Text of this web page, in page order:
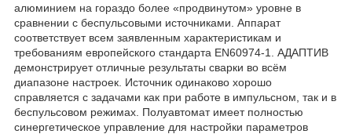
алюминием на гораздо более «продвинутом» уровне в
сравнении с беспульсовыми источниками. Аппарат
соответствует всем заявленным характеристикам и
требованиям европейского стандарта EN60974-1. АДАПТИВ
демонстрирует отличные результаты сварки во всём
диапазоне настроек. Источник одинаково хорошо
справляется с задачами как при работе в импульсном, так и в
беспульсовом режимах. Полуавтомат имеет полностью
синергетическое управление для настройки параметров